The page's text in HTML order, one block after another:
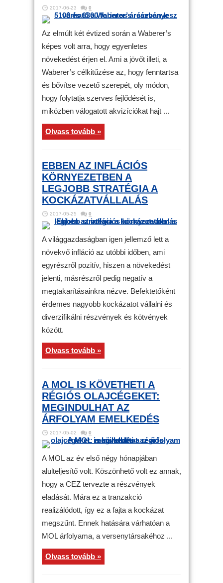
2017-06-23 0
Az elmúlt két évtized során a Waberer’s
képes volt arra, hogy egyenletes
növekedést érjen el. Ami a jövőt illeti, a
Waberer’s célkitűzése az, hogy fenntartsa
és bővítse vezető szerepét, oly módon,
hogy folytatja szerves fejlődését is,
miközben válogatott akvizíciókat hajt ...
Olvass tovább »
EBBEN AZ INFLÁCIÓS
KÖRNYEZETBEN A
LEGJOBB STRATÉGIA A
KOCKÁZATVÁLLALÁS
2017-05-25 0
A világgazdaságban igen jellemző lett a
növekvő infláció az utóbbi időben, ami
egyrészről pozitív, hiszen a növekedést
jelenti, másrészről pedig negatív a
megtakarításainkra nézve. Befektetőként
érdemes nagyobb kockázatot vállalni és
diverzifikálni részvények és kötvények
között.
Olvass tovább »
A MOL IS KÖVETHETI A
RÉGIÓS OLAJCÉGEKET:
MEGINDULHAT AZ
ÁRFOLYAM EMELKEDÉS
2017-05-02 0
A MOL az év első négy hónapjában
alulteljesítő volt. Köszönhető volt ez annak,
hogy a CEZ tervezte a részvények
eladását. Mára ez a tranzakció
realizálódott, így ez a fajta a kockázat
megszűnt. Ennek hatására várhatóan a
MOL árfolyama, a versenytársakéhoz ...
Olvass tovább »